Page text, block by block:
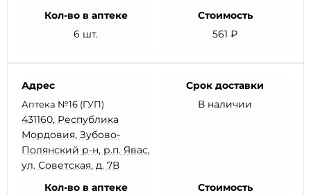
Кол-во в аптеке
6 шт.
Стоимость
561 ₽
Адрес
Аптека №16 (ГУП)
431160, Республика
Мордовия, Зубово-
Полянский р-н, р.п. Явас,
ул. Советская, д. 7В
Срок доставки
В наличии
Кол-во в аптеке
Стоимость